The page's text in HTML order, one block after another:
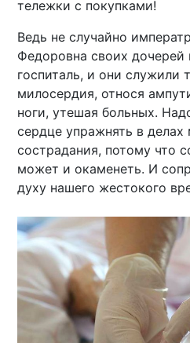
тележки с покупками!
Ведь не случайно
Федоровна своих дочерей
госпиталь, и они служили
милосердия, относя
ноги, утешая больных.
сердце упражнять в делах
сострадания, потому что
может и окаменеть. И
духу нашего жестокого